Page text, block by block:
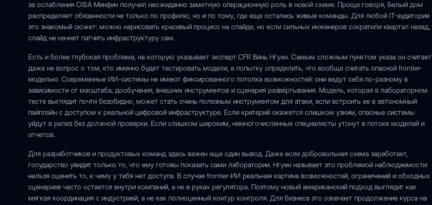
за ослабления CISA Минфин получил неожиданно заметную операционную роль в новой схеме. Проще говоря, Белый дом
распределяет обязанности не только по профилю, но и по тому, где еще остались живые команды. Для любой IT-аудитории
это знакомый сюжет: можно нарисовать красивый процесс на слайде, но если сильных инженеров сократили квартал назад,
слайд не начнет патчить инфраструктуру сам.
Есть и более глубокая проблема, на которую указывает эксперт CFR Винь Нгуен. Самым сложным пунктом указа он считает
даже не вопрос о том, кто именно будет тестировать модели, а попытку определить, что вообще считать опасной frontier-
моделью. Современные ИИ-системы не имеют фиксированного потолка возможностей: они ведут себя по-разному в
зависимости от масштаба, дообучения, внешних инструментов и сценария развёртывания. Модель, которая в лабораторном
тесте выглядит почти безобидно, может стать очень полезным инструментом для атаки, если встроить ее в автономный
пайплайн с доступом к реальной цифровой инфраструктуре. Если критерий окажется слишком узким, опасные системы
уйдут в релиз без должной проверки. Если слишком широким, немногочисленные специалисты утонут в потоке моделей и
отчетов.
Для разработчиков и продуктовых команд здесь важен еще один вывод. Даже если добровольная схема заработает,
государство увидит только то, что ему готовы показать сами лаборатории. Нгуен называет это проблемой наблюдаемости:
нельзя оценить то, к чему у тебя нет доступа. В случае frontier-ИИ реальная картина возможностей, ограничений и обходных
сценариев часто остается внутри компаний, а не в руках регулятора. Поэтому новый американский подход выглядит как
мягкая координация с индустрией, а не как полноценный контур контроля. Для бизнеса это означает продолжение курса на